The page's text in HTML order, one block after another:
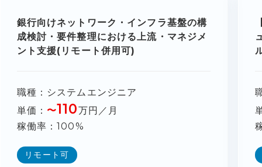
銀行向けネットワーク・インフラ基盤の構
成検討・要件整理における上流・マネジメ
ント支援(リモート併用可)
職種
システムエンジニア
単価
〜110万円／月
稼働率
100%
リモート可